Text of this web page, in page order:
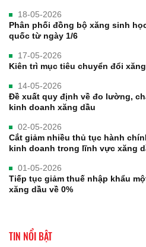
18-05-2026
Phân phối đồng bộ xăng sinh
quốc từ ngày 1/6
17-05-2026
Kiên trì mục tiêu chuyển đổi
14-05-2026
Đề xuất quy định về đo lường,
kinh doanh xăng dầu
02-05-2026
Cắt giảm nhiều thủ tục hành
kinh doanh trong lĩnh vực xăng
01-05-2026
Tiếp tục giảm thuế nhập khẩu
xăng dầu về 0%
TIN NỔI BẬT